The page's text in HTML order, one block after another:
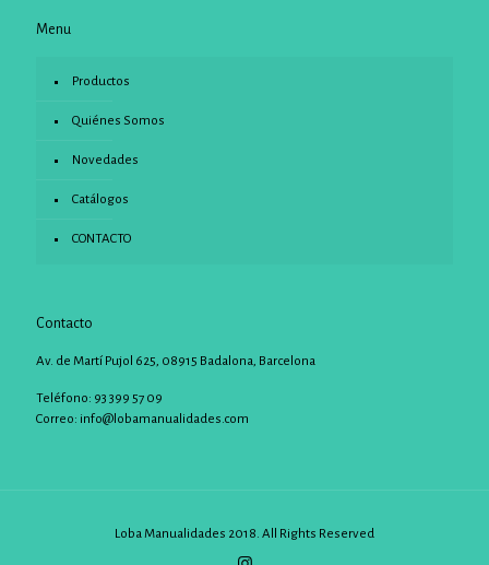
Menu
Productos
Quiénes Somos
Novedades
Catálogos
CONTACTO
Contacto
Av. de Martí Pujol 625, 08915 Badalona, Barcelona
Teléfono: 93 399 57 09
Correo: info@lobamanualidades.com
Loba Manualidades 2018. All Rights Reserved